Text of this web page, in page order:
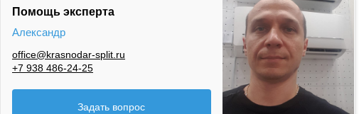
Помощь эксперта
Александр
office@krasnodar-split.ru
+7 938 486-24-25
Задать вопрос